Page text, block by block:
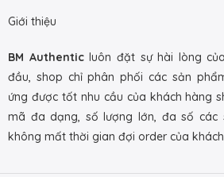
Giới thiệu
BM Authenticluôn đặt sự hài lòng
đầu, shop chỉ phân phối các sản
ứng được tốt nhu cầu của khách hàng
mã đa dạng, số lượng lớn, đa số các
không mất thời gian đợi order của